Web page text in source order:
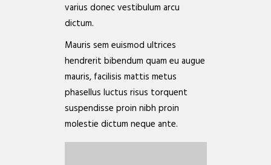
varius donec vestibulum arcu
dictum.
Mauris sem euismod ultrices
hendrerit bibendum quam eu augue
mauris, facilisis mattis metus
phasellus luctus risus torquent
suspendisse proin nibh proin
molestie dictum neque ante.